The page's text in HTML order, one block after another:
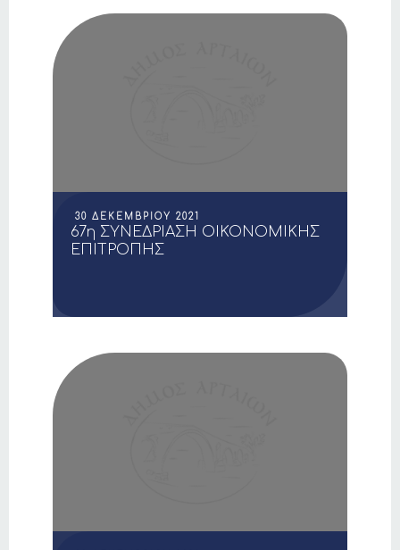
30 ΔΕΚΕΜΒΡΊΟΥ 2021
67η ΣΥΝΕΔΡΙΑΣΗ ΟΙΚΟΝΟΜΙΚΗΣ
ΕΠΙΤΡΟΠΗΣ